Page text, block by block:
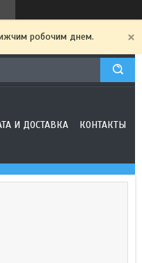
робочим днем.
И ДОСТАВКА КОНТАКТЫ